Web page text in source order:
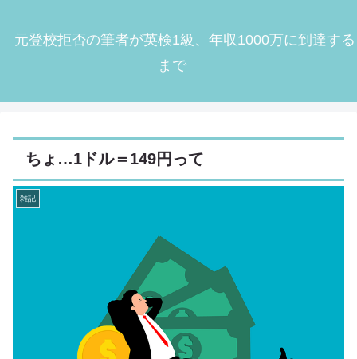
元登校拒否の筆者が英検1級、年収1000万に到達する
まで
ちょ…1ドル＝149円って
雑記